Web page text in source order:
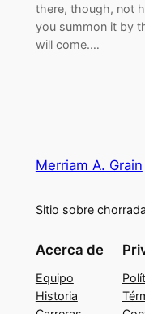
there, though, not
you summon it by
will come.…
Merriam A. Grain
Sitio sobre
Acerca de
Equipo
Historia